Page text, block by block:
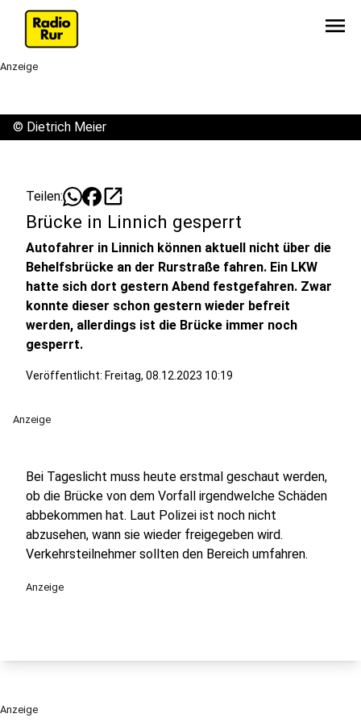
menu
Anzeige
© Dietrich Meier
Teilen: open_in_new
Brücke in Linnich gesperrt
Autofahrer in Linnich können aktuell nicht über die
Behelfsbrücke an der Rurstraße fahren. Ein LKW
hatte sich dort gestern Abend festgefahren. Zwar
konnte dieser schon gestern wieder befreit
werden, allerdings ist die Brücke immer noch
gesperrt.
Veröffentlicht: Freitag, 08.12.2023 10:19
Anzeige
Bei Tageslicht muss heute erstmal geschaut werden,
ob die Brücke von dem Vorfall irgendwelche Schäden
abbekommen hat. Laut Polizei ist noch nicht
abzusehen, wann sie wieder freigegeben wird.
Verkehrsteilnehmer sollten den Bereich umfahren.
Anzeige
Anzeige